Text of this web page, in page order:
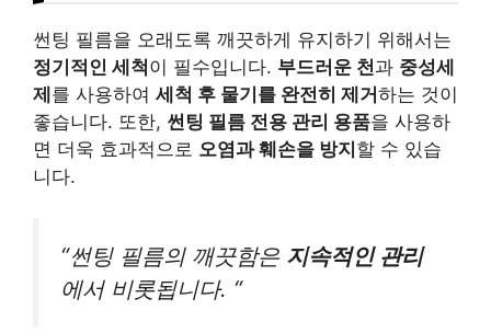
썬팅 필름을 오래도록 깨끗하게 유지하기 위해서는
정기적인 세척이 필수입니다. 부드러운 천과 중성세
제를 사용하여 세척 후 물기를 완전히 제거하는 것이
좋습니다. 또한, 썬팅 필름 전용 관리 용품을 사용하
면 더욱 효과적으로 오염과 훼손을 방지할 수 있습
니다.
“썬팅 필름의 깨끗함은 지속적인 관리
에서 비롯됩니다. “